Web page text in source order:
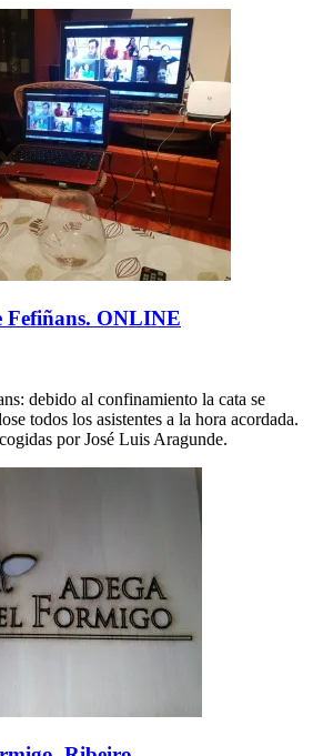
Fefiñans. ONLINE
debido al confinamiento la cata se
todos los asistentes a la hora acordada.
por José Luis Aragunde.